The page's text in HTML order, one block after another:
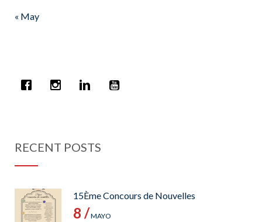
« May
RECENT POSTS
15Ème Concours de Nouvelles
8 /MAYO